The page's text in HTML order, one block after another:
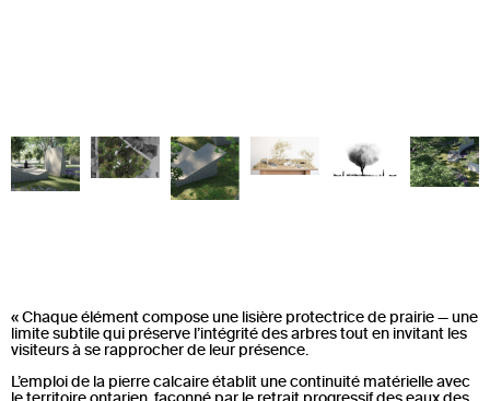
«Chaque élément compose une lisière protectrice de prairie — une
limite subtile qui préserve l’intégrité des arbres tout en invitant les
visiteurs à se rapprocher de leur présence.
L’emploi de la pierre calcaire établit une continuité matérielle avec